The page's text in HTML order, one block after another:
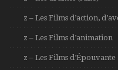
z – Les Films d’action,
z – Les Films d’animation
z – Les Films d’Épouvante